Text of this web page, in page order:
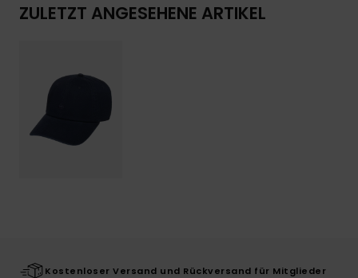
ZULETZT ANGESEHENE ARTIKEL
Kostenloser Versand und Rückversand für Mitglieder